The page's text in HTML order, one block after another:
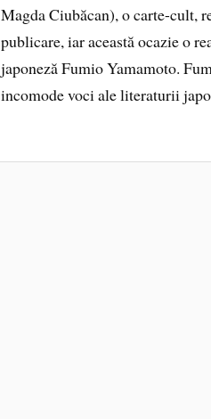
Magda Ciubăcan), o carte-cult,
publicare, iar această ocazie o
japoneză Fumio Yamamoto.
incomode voci ale literaturii